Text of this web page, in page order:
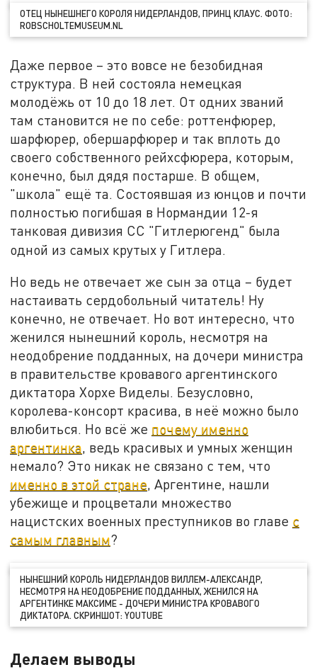
ОТЕЦ НЫНЕШНЕГО КОРОЛЯ НИДЕРЛАНДОВ, ПРИНЦ КЛАУС. ФОТО:
ROBSCHOLTEMUSEUM.NL
Даже первое – это вовсе не безобидная
структура. В ней состояла немецкая
молодёжь от 10 до 18 лет. От одних званий
там становится не по себе: роттенфюрер,
шарфюрер, обершарфюрер и так вплоть до
своего собственного рейхсфюрера, которым,
конечно, был дядя постарше. В общем,
"школа" ещё та. Состоявшая из юнцов и почти
полностью погибшая в Нормандии 12-я
танковая дивизия СС "Гитлерюгенд" была
одной из самых крутых у Гитлера.
Но ведь не отвечает же сын за отца – будет
настаивать сердобольный читатель! Ну
конечно, не отвечает. Но вот интересно, что
женился нынешний король, несмотря на
неодобрение подданных, на дочери министра
в правительстве кровавого аргентинского
диктатора Хорхе Виделы. Безусловно,
королева-консорт красива, в неё можно было
влюбиться. Но всё же почему именно
аргентинка, ведь красивых и умных женщин
немало? Это никак не связано с тем, что
именно в этой стране, Аргентине, нашли
убежище и процветали множество
нацистских военных преступников во главе с
самым главным?
НЫНЕШНИЙ КОРОЛЬ НИДЕРЛАНДОВ ВИЛЛЕМ-АЛЕКСАНДР,
НЕСМОТРЯ НА НЕОДОБРЕНИЕ ПОДДАННЫХ, ЖЕНИЛСЯ НА
АРГЕНТИНКЕ МАКСИМЕ - ДОЧЕРИ МИНИСТРА КРОВАВОГО
ДИКТАТОРА. СКРИНШОТ: YOUTUBE
Делаем выводы